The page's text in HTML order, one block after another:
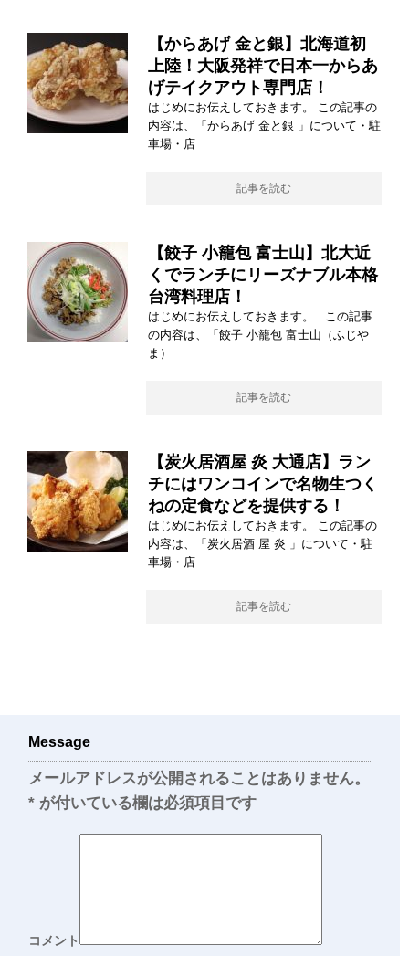
【からあげ 金と銀】北海道初
上陸！大阪発祥で日本一からあ
げテイクアウト専門店！
はじめにお伝えしておきます。 この記事の
内容は、「からあげ 金と銀 」について・駐
車場・店
記事を読む
【餃子 小籠包 富士山】北大近
くでランチにリーズナブル本格
台湾料理店！
はじめにお伝えしておきます。 この記事
の内容は、「餃子 小籠包 富士山（ふじや
ま）
記事を読む
【炭火居酒屋 炎 大通店】ラン
チにはワンコインで名物生つく
ねの定食などを提供する！
はじめにお伝えしておきます。 この記事の
内容は、「炭火居酒 屋 炎 」について・駐
車場・店
記事を読む
Message
メールアドレスが公開されることはありません。
* が付いている欄は必須項目です
コメント